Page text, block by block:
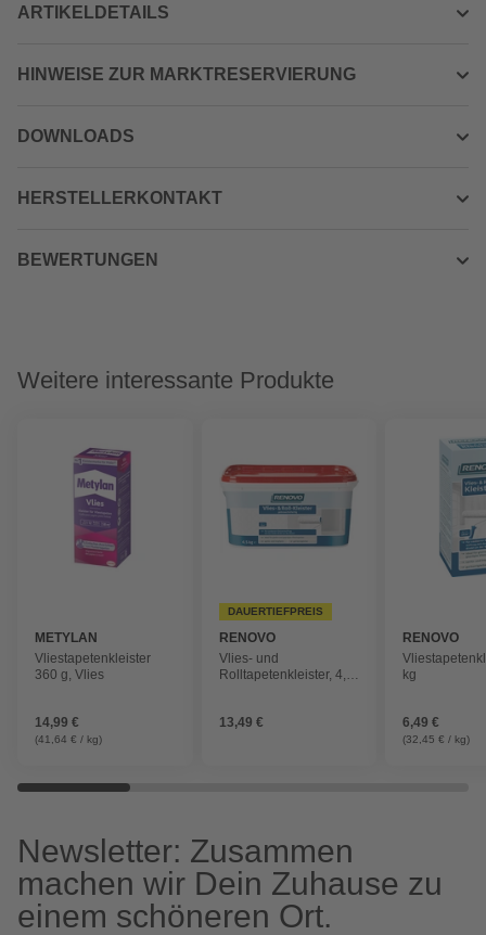
ARTIKELDETAILS
HINWEISE ZUR MARKTRESERVIERUNG
DOWNLOADS
HERSTELLERKONTAKT
BEWERTUNGEN
Weitere interessante Produkte
METYLAN
Vliestapetenkleister
360 g, Vlies
14,99 €
(41,64 € / kg)
DAUERTIEFPREIS
RENOVO
Vlies- und
Rolltapetenkleister, 4,5
13,49 €
RENOVO
kg
6,49 €
(32,45 € / kg)
Newsletter: Zusammen
machen wir Dein Zuhause zu
einem schöneren Ort.